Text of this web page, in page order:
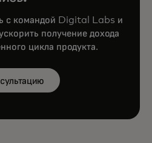
с командой Digital Labs и
получение дохода
цикла продукта.